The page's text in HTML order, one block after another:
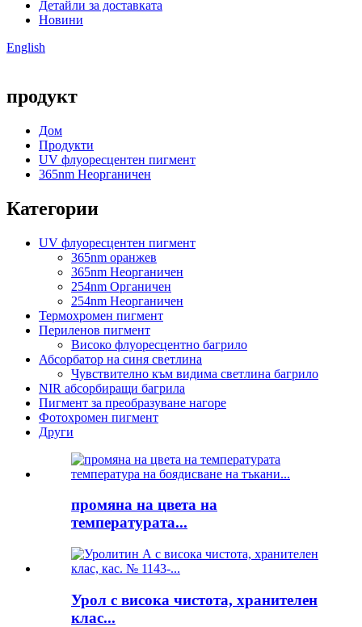
Детайли за доставката
Новини
English
продукт
Дом
Продукти
UV флуоресцентен пигмент
365nm Неорганичен
Категории
UV флуоресцентен пигмент
365nm оранжев
365nm Неорганичен
254nm Органичен
254nm Неорганичен
Термохромен пигмент
Периленов пигмент
Високо флуоресцентно багрило
Абсорбатор на синя светлина
Чувствително към видима светлина багрило
NIR абсорбиращи багрила
Пигмент за преобразуване нагоре
Фотохромен пигмент
Други
промяна на цвета на
температурата...
Урол с висока чистота, хранителен
клас...